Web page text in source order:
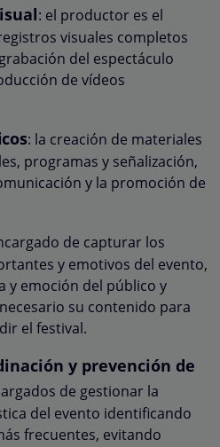
: el productor es el
visuales completos
del espectáculo
de vídeos
: la creación de materiales
programas y señalización,
y la promoción de
de capturar los
y emotivos del evento,
y emoción del público y
su contenido para
el festival.
y prevención de
de gestionar la
del evento identificando
frecuentes, evitando